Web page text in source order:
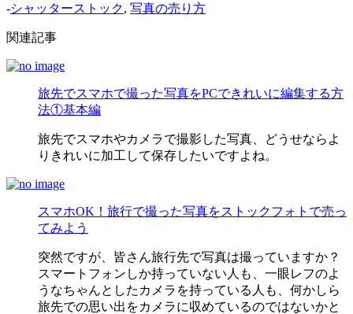
-シャッターストック, 写真の売り方
関連記事
旅先でスマホで撮った写真をPCできれいに編集する方
法①基本編
旅先でスマホやカメラで撮影した写真、どうせならよ
りきれいに加工して保存したいですよね。
スマホOK！旅行で撮った写真をストックフォトで売っ
てみよう
突然ですが、皆さん旅行先で写真は撮っていますか？
スマートフォンしか持っていない人も、一眼レフのよ
うなちゃんとしたカメラを持っている人も、何かしら
旅先での思い出をカメラに収めているのではないかと